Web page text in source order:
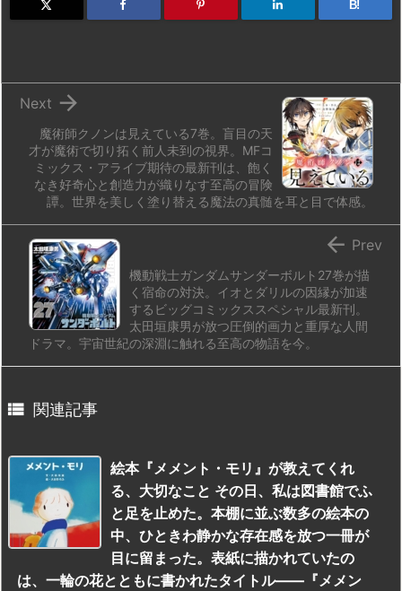
d
k d r
ar o
B!
魔術師クノンは見えている7巻。盲目の天
才が魔術で切り拓く前人未到の視界。MFコ
ミックス・アライブ期待の最新刊は、飽く
なき好奇心と創造力が織りなす至高の冒険
譚。世界を美しく塗り替える魔法の真髄を耳と目で体感。

Next
機動戦士ガンダムサンダーボルト27巻が描
く宿命の対決。イオとダリルの因縁が加速
するビッグコミックススペシャル最新刊。
太田垣康男が放つ圧倒的画力と重厚な人間
ドラマ。宇宙世紀の深淵に触れる至高の物語を今。
 Prev
 関連記事
絵本『メメント・モリ』が教えてくれ
る、大切なこと その日、私は図書館でふ
と足を止めた。本棚に並ぶ数多の絵本の
中、ひときわ静かな存在感を放つ一冊が
目に留まった。表紙に描かれていたの
は、一輪の花とともに書かれたタイトル——『メメン